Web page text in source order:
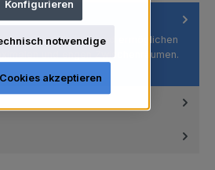
sind flexibel und ermöglichen
und engen Zwischenräumen.
notwendige
Konfigurieren
akzeptieren